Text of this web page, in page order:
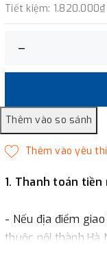
Tiết kiệm: 1.820.000₫
–
1. Thanh toán tiền
- Nếu địa điểm
thuộc nội thành Hà